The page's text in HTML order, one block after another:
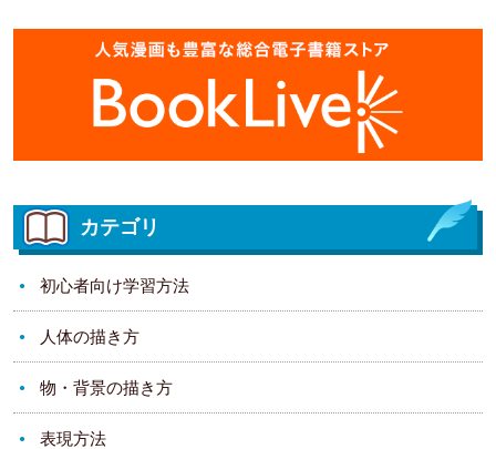
カテゴリ
初心者向け学習方法
人体の描き方
物・背景の描き方
表現方法